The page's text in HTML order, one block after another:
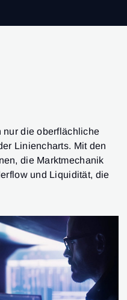
nur die oberflächliche
Liniencharts. Mit den
die Marktmechanik
und Liquidität, die